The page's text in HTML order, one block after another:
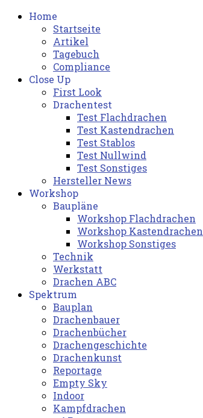
Home
Startseite
Artikel
Tagebuch
Compliance
Close Up
First Look
Drachentest
Test Flachdrachen
Test Kastendrachen
Test Stablos
Test Nullwind
Test Sonstiges
Hersteller News
Workshop
Baupläne
Workshop Flachdrachen
Workshop Kastendrachen
Workshop Sonstiges
Technik
Werkstatt
Drachen ABC
Spektrum
Bauplan
Drachenbauer
Drachenbücher
Drachengeschichte
Drachenkunst
Reportage
Empty Sky
Indoor
Kampfdrachen